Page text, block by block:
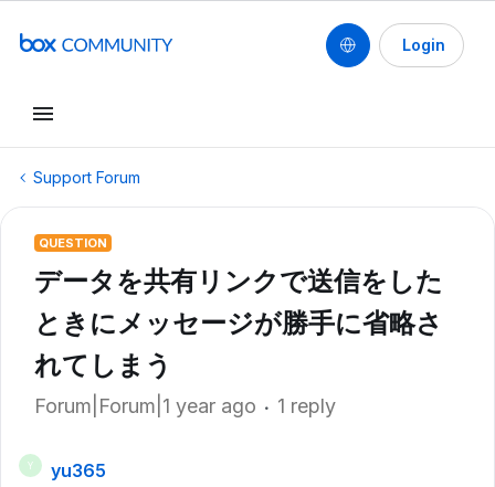
Login
Support Forum
QUESTION
データを共有リンクで送信をした
ときにメッセージが勝手に省略さ
れてしまう
Forum|Forum|1 year ago 1 reply
Y
yu365